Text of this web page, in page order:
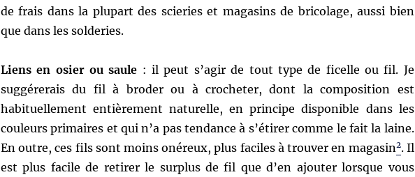
de frais dans la plupart des scieries et magasins de bricolage, aussi bien
que dans les solderies.
Liens en osier ou saule : il peut s’agir de tout type de ficelle ou fil. Je
suggérerais du fil à broder ou à crocheter, dont la composition est
habituellement entièrement naturelle, en principe disponible dans les
couleurs primaires et qui n’a pas tendance à s’étirer comme le fait la laine.
En outre, ces fils sont moins onéreux, plus faciles à trouver en magasin2. Il
est plus facile de retirer le surplus de fil que d’en ajouter lorsque vous